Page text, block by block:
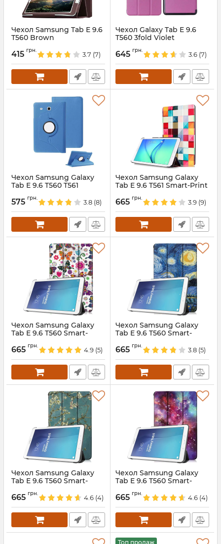
Чехол Samsung Tab E 9.6
T560 Brown
415 грн.
3.7 (7)
Чехол Galaxy Tab E 9.6
T560 3fold Violet
645 грн.
3.6 (7)
Чехол Samsung Galaxy
Tab E 9.6 T560 T561
Артикул: 3121
575 грн.
3.8 (8)
Чехол Samsung Galaxy
Tab E 9.6 T561 Smart-Print
Артикул: 2212
665 грн.
3.9 (9)
Чехол Samsung Galaxy
Tab E 9.6 T560 Smart-
Артикул: 5723
665 грн.
4.9 (5)
Чехол Samsung Galaxy
Tab E 9.6 T560 Smart-
Артикул: 5724
665 грн.
3.8 (5)
Чехол Samsung Galaxy
Tab E 9.6 T560 Smart-
Артикул: 5726
665 грн.
4.6 (4)
Чехол Samsung Galaxy
Tab E 9.6 T560 Smart-
Артикул: 5722
665 грн.
4.6 (4)
Топ продаж